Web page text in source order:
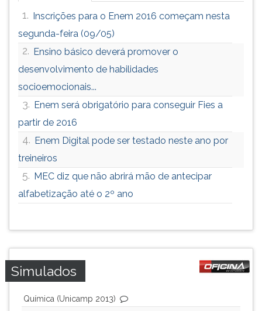
1. Inscrições para o Enem 2016 começam nesta
segunda-feira (09/05)
2. Ensino básico deverá promover o
desenvolvimento de habilidades
socioemocionais...
3. Enem será obrigatório para conseguir Fies a
partir de 2016
4. Enem Digital pode ser testado neste ano por
treineiros
5. MEC diz que não abrirá mão de antecipar
alfabetização até o 2º ano
Simulados
Química (Unicamp 2013)